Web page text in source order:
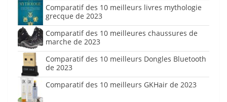
Comparatif des 10 meilleurs livres mythologie
grecque de 2023
Comparatif des 10 meilleures chaussures de
marche de 2023
Comparatif des 10 meilleurs Dongles Bluetooth
de 2023
Comparatif des 10 meilleurs GKHair de 2023